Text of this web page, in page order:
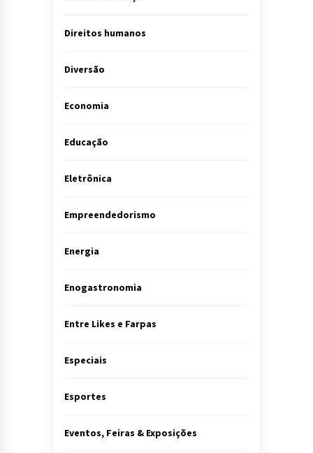
Direitos humanos
Diversão
Economia
Educação
Eletrônica
Empreendedorismo
Energia
Enogastronomia
Entre Likes e Farpas
Especiais
Esportes
Eventos, Feiras & Exposições